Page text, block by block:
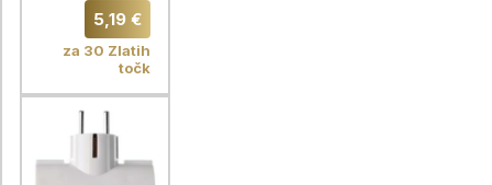
2x USB5,19 €
za 30 Zlatih
točk